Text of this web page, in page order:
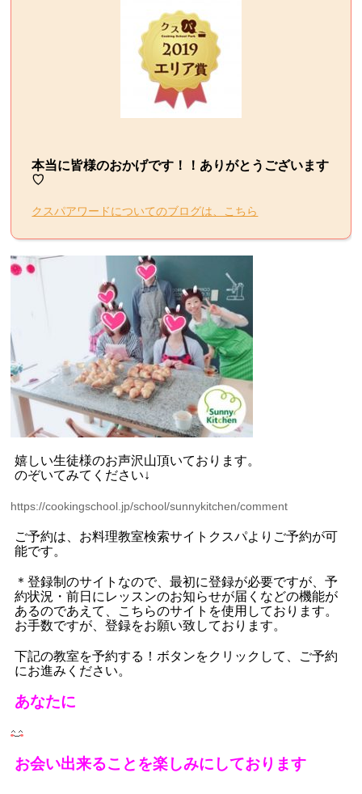
本当に皆様のおかげです！！ありがとうございます
♡
クスパアワードについてのブログは、こちら
嬉しい生徒様のお声沢山頂いております。
のぞいてみてください↓
https://cookingschool.jp/school/sunnykitchen/comment
ご予約は、お料理教室検索サイトクスパよりご予約が可
能です。
＊登録制のサイトなので、最初に登録が必要ですが、予
約状況・前日にレッスンのお知らせが届くなどの機能が
あるのであえて、こちらのサイトを使用しております。
お手数ですが、登録をお願い致しております。
下記の教室を予約する！ボタンをクリックして、ご予約
にお進みください。
あなたに
お会い出来ることを楽しみにしております